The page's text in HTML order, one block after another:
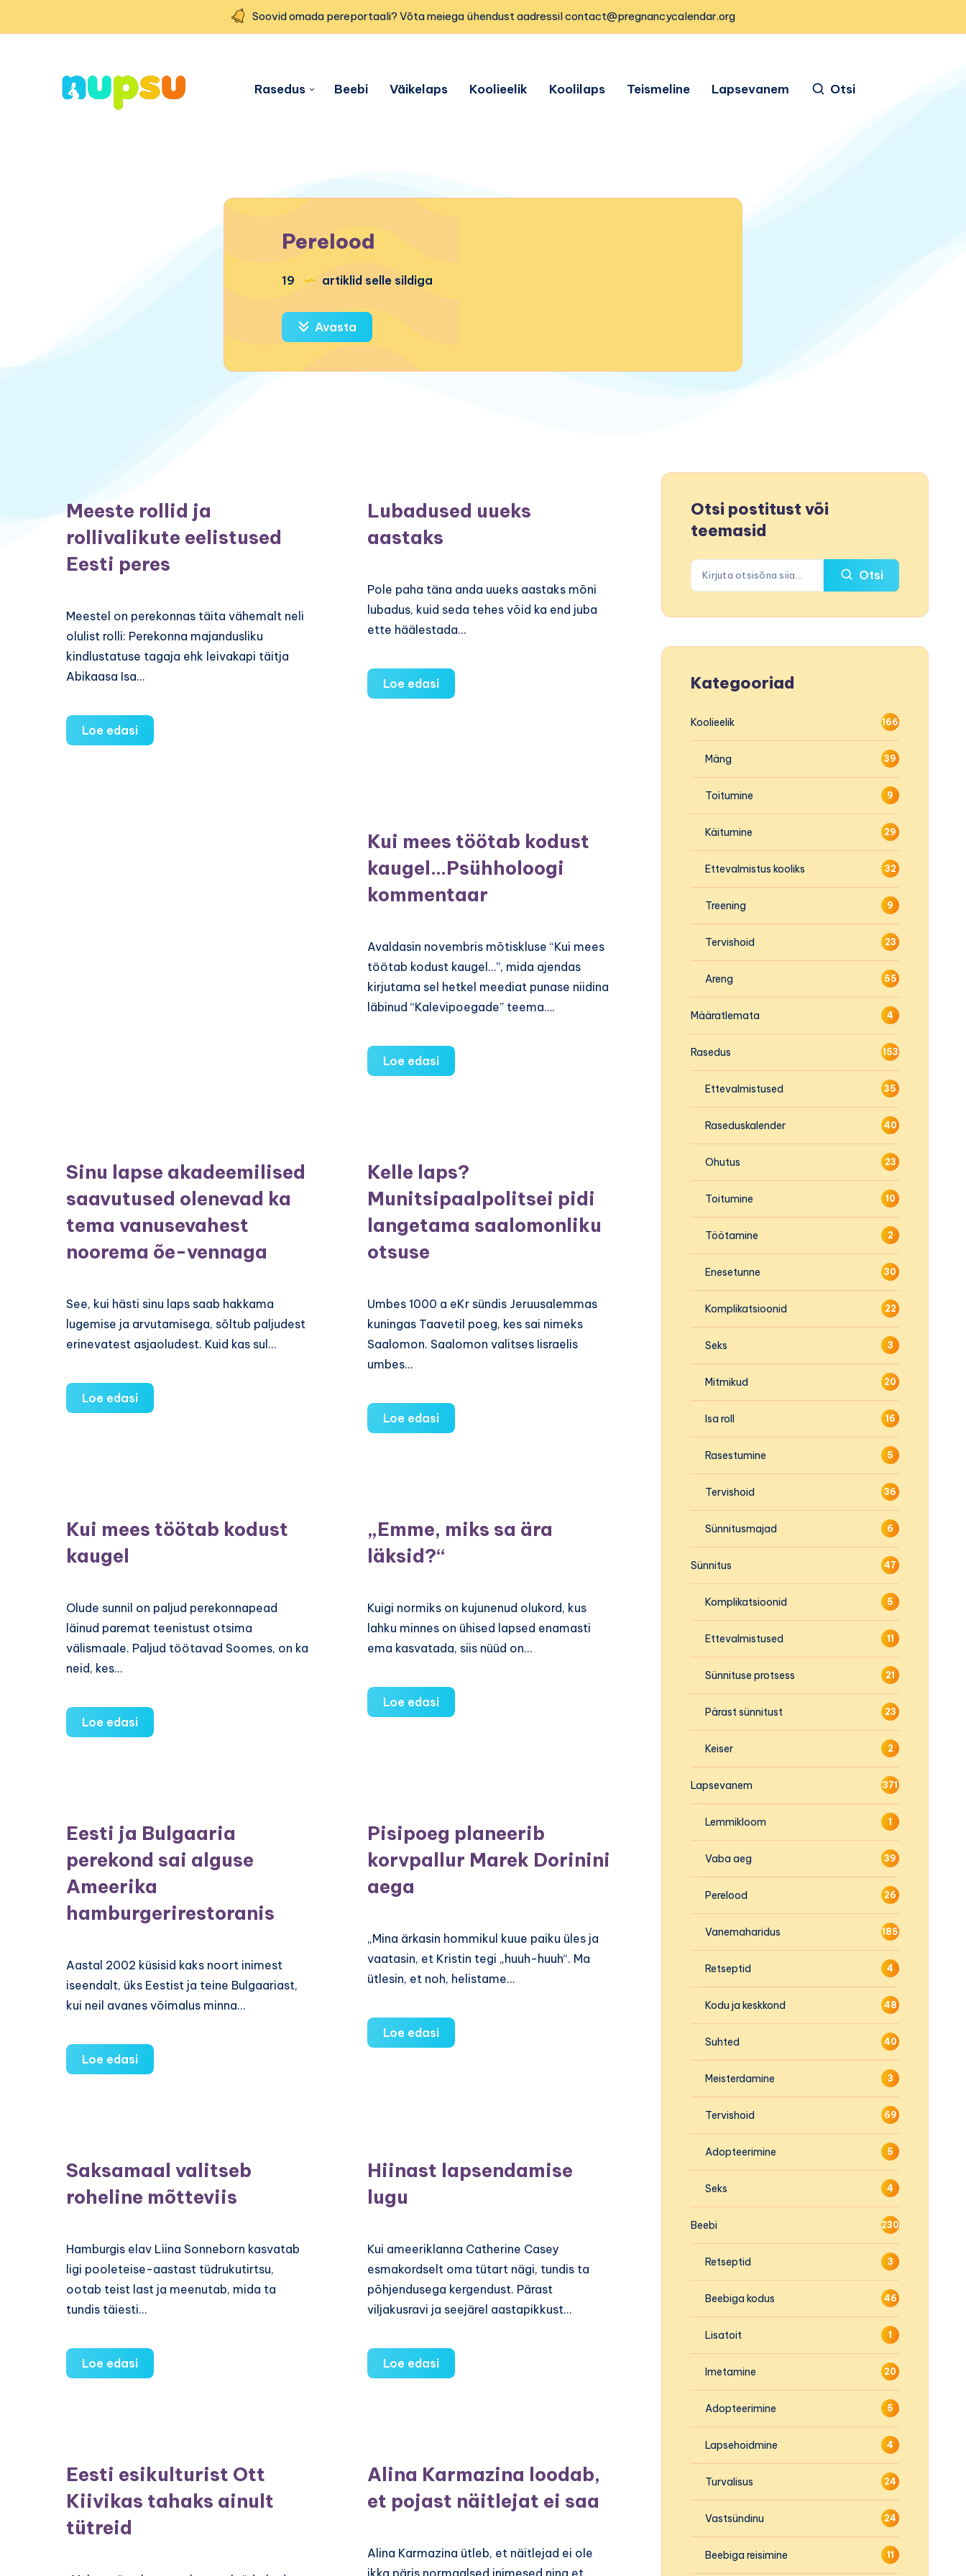
Soovid omada pereportaali? Võta meiega ühendust aadressil contact@pregnancycalendar.org
Rasedus Beebi Väikelaps Koolieelik Koolilaps Teismeline Lapsevanem Otsi
Perelood
19 artiklid selle sildiga
Avasta
Meeste rollid ja
rollivalikute eelistused
Eesti peres
Meestel on perekonnas täita vähemalt neli
olulist rolli: Perekonna majandusliku
kindlustatuse tagaja ehk leivakapi täitja
Abikaasa Isa…
Loe edasiMeeste
rollid
Lubadused uueks
aastaks
Pole paha täna anda uueks aastaks mõni
lubadus, kuid seda tehes võid ka end juba
ette häälestada…
Loe edasiLubadused
uueks
Kui mees töötab kodust
kaugel…Psühholoogi
kommentaar
Avaldasin novembris mõtiskluse “Kui mees
töötab kodust kaugel…”, mida ajendas
kirjutama sel hetkel meediat punase niidina
läbinud “Kalevipoegade” teema….
Loe edasiKui
mees
kommentaar
Sinu lapse akadeemilised
saavutused olenevad ka
tema vanusevahest
noorema õe-vennaga
See, kui hästi sinu laps saab hakkama
lugemise ja arvutamisega, sõltub paljudest
erinevatest asjaoludest. Kuid kas sul…
Loe edasiSinu
lapse
vanusevahest
Kelle laps?
Munitsipaalpolitsei pidi
langetama saalomonliku
otsuse
Umbes 1000 a eKr sündis Jeruusalemmas
kuningas Taavetil poeg, kes sai nimeks
Saalomon. Saalomon valitses Iisraelis
umbes…
Loe edasiKelle
laps?
otsuse
Kui mees töötab kodust
kaugel
Olude sunnil on paljud perekonnapead
läinud paremat teenistust otsima
välismaale. Paljud töötavad Soomes, on ka
neid, kes…
Loe edasiKui
mees
„Emme, miks sa ära
läksid?“
Kuigi normiks on kujunenud olukord, kus
lahku minnes on ühised lapsed enamasti
ema kasvatada, siis nüüd on…
Loe edasi„Emme,
miks
Eesti ja Bulgaaria
perekond sai alguse
Ameerika
hamburgerirestoranis
Aastal 2002 küsisid kaks noort inimest
iseendalt, üks Eestist ja teine Bulgaariast,
kui neil avanes võimalus minna…
Loe edasiEesti
ja
Ameerika
hamburgerirestoranis
Pisipoeg planeerib
korvpallur Marek Dorinini
aega
„Mina ärkasin hommikul kuue paiku üles ja
vaatasin, et Kristin tegi „huuh-huuh“. Ma
ütlesin, et noh, helistame…
Loe edasiPisipoeg
planeerib
Saksamaal valitseb
roheline mõtteviis
Hamburgis elav Liina Sonneborn kasvatab
ligi pooleteise-aastast tüdrukutirtsu,
ootab teist last ja meenutab, mida ta
tundis täiesti…
Loe edasiSaksamaal
valitseb
Hiinast lapsendamise
lugu
Kui ameeriklanna Catherine Casey
esmakordselt oma tütart nägi, tundis ta
põhjendusega kergendust. Pärast
viljakusravi ja seejärel aastapikkust…
Loe edasiHiinast
lapsendamise
Eesti esikulturist Ott
Kiivikas tahaks ainult
tütreid
Alina Karmazina loodab,
et pojast näitlejat ei saa
Alina Karmazina ütleb, et näitlejad ei ole
ikka päris normaalsed inimesed ning et
Otsi postitust või
teemasid
Otsi
Kategooriad
Koolieelik 166
Mäng 39
Toitumine 9
Käitumine 29
Ettevalmistus kooliks 32
Treening 9
Tervishoid 23
Areng 55
Määratlemata 4
Rasedus 153
Ettevalmistused 35
Raseduskalender 40
Ohutus 23
Toitumine 10
Töötamine 2
Enesetunne 30
Komplikatsioonid 22
Seks 3
Mitmikud 20
Isa roll 16
Rasestumine 5
Tervishoid 36
Sünnitusmajad 6
Sünnitus 47
Komplikatsioonid 5
Ettevalmistused 11
Sünnituse protsess 21
Pärast sünnitust 23
Keiser 2
Lapsevanem 371
Lemmikloom 1
Vaba aeg 39
Perelood 26
Vanemaharidus 185
Retseptid 4
Kodu ja keskkond 48
Suhted 40
Meisterdamine 3
Tervishoid 69
Adopteerimine 5
Seks 4
Beebi 230
Retseptid 3
Beebiga kodus 46
Lisatoit 1
Imetamine 20
Adopteerimine 5
Lapsehoidmine 4
Turvalisus 24
Vastsündinu 24
Beebiga reisimine 11